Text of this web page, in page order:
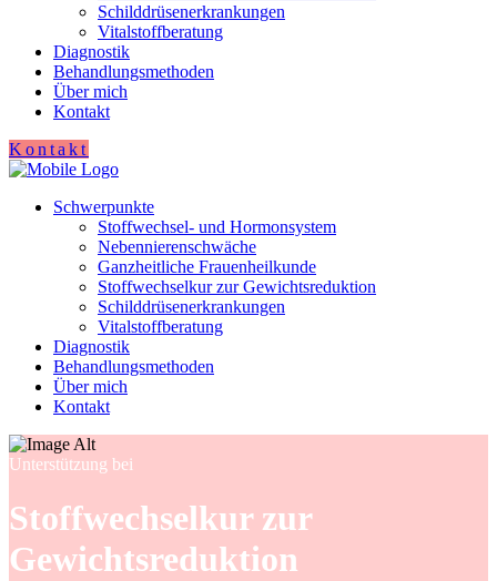
Schilddrüsenerkrankungen
Vitalstoffberatung
Diagnostik
Behandlungsmethoden
Über mich
Kontakt
Kontakt
Schwerpunkte
Stoffwechsel- und Hormonsystem
Nebennierenschwäche
Ganzheitliche Frauenheilkunde
Stoffwechselkur zur Gewichtsreduktion
Schilddrüsenerkrankungen
Vitalstoffberatung
Diagnostik
Behandlungsmethoden
Über mich
Kontakt
Unterstützung bei
Stoffwechselkur zur
Gewichtsreduktion